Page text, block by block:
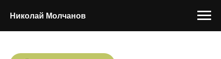
Николай Молчанов